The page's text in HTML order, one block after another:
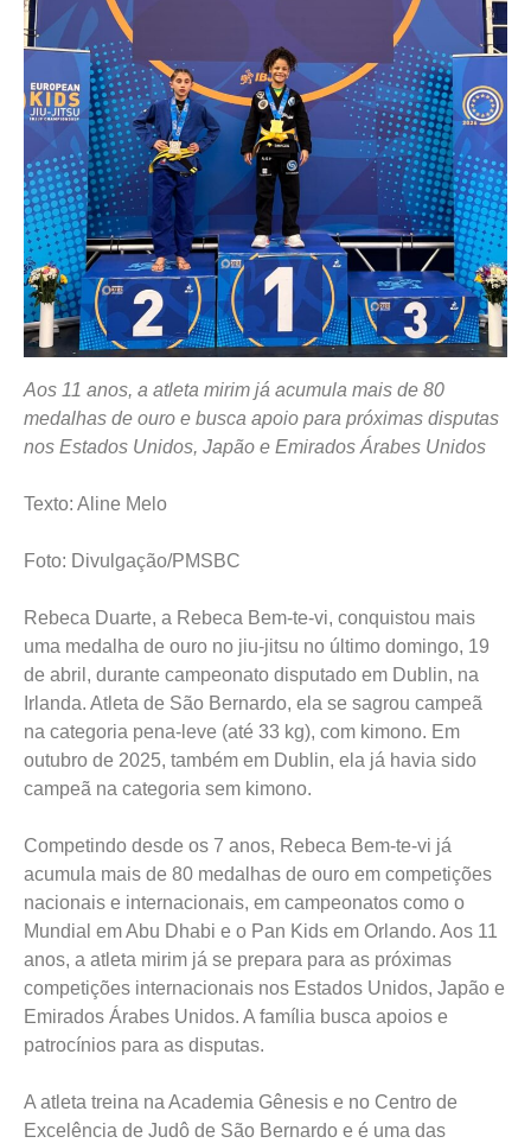
Aos 11 anos, a atleta mirim já acumula mais de 80
medalhas de ouro e busca apoio para próximas disputas
nos Estados Unidos, Japão e Emirados Árabes Unidos
Texto: Aline Melo
Foto: Divulgação/PMSBC
Rebeca Duarte, a Rebeca Bem-te-vi, conquistou mais
uma medalha de ouro no jiu-jitsu no último domingo, 19
de abril, durante campeonato disputado em Dublin, na
Irlanda. Atleta de São Bernardo, ela se sagrou campeã
na categoria pena-leve (até 33 kg), com kimono. Em
outubro de 2025, também em Dublin, ela já havia sido
campeã na categoria sem kimono.
Competindo desde os 7 anos, Rebeca Bem-te-vi já
acumula mais de 80 medalhas de ouro em competições
nacionais e internacionais, em campeonatos como o
Mundial em Abu Dhabi e o Pan Kids em Orlando. Aos 11
anos, a atleta mirim já se prepara para as próximas
competições internacionais nos Estados Unidos, Japão e
Emirados Árabes Unidos. A família busca apoios e
patrocínios para as disputas.
A atleta treina na Academia Gênesis e no Centro de
Excelência de Judô de São Bernardo e é uma das